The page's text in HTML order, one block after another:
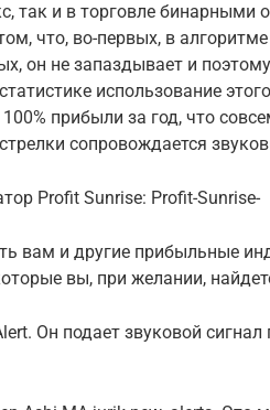
так и в торговле бинарными
что, во-первых, в
он не запаздывает и
использование
прибыли за год, что
сопровождается
Profit Sunrise: Profit-Sunrise-
вам и другие прибыльные
вы, при желании,
Он подает звуковой